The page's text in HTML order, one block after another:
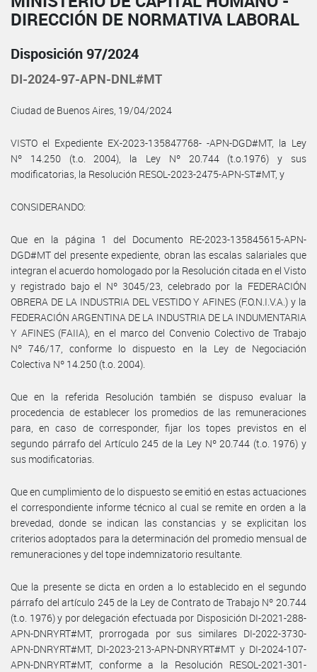
DIRECCIÓN DE NORMATIVA LABORAL
Disposición 97/2024
DI-2024-97-APN-DNL#MT
Ciudad de Buenos Aires, 19/04/2024
VISTO el Expediente EX-2023-135847768- -APN-DGD#MT, la Ley
Nº 14.250 (t.o. 2004), la Ley Nº 20.744 (t.o.1976) y sus
modificatorias, la Resolución RESOL-2023-2475-APN-ST#MT, y
CONSIDERANDO:
Que en la página 1 del Documento RE-2023-135845615-APN-
DGD#MT del presente expediente, obran las escalas salariales que
integran el acuerdo homologado por la Resolución citada en el Visto
y registrado bajo el Nº 3045/23, celebrado por la FEDERACIÓN
OBRERA DE LA INDUSTRIA DEL VESTIDO Y AFINES (F.O.N.I.V.A.) y la
FEDERACIÓN ARGENTINA DE LA INDUSTRIA DE LA INDUMENTARIA
Y AFINES (FAIIA), en el marco del Convenio Colectivo de Trabajo
Nº 746/17, conforme lo dispuesto en la Ley de Negociación
Colectiva Nº 14.250 (t.o. 2004).
Que en la referida Resolución también se dispuso evaluar la
procedencia de establecer los promedios de las remuneraciones
para, en caso de corresponder, fijar los topes previstos en el
segundo párrafo del Artículo 245 de la Ley Nº 20.744 (t.o. 1976) y
sus modificatorias.
Que en cumplimiento de lo dispuesto se emitió en estas actuaciones
el correspondiente informe técnico al cual se remite en orden a la
brevedad, donde se indican las constancias y se explicitan los
criterios adoptados para la determinación del promedio mensual de
remuneraciones y del tope indemnizatorio resultante.
Que la presente se dicta en orden a lo establecido en el segundo
párrafo del artículo 245 de la Ley de Contrato de Trabajo Nº 20.744
(t.o. 1976) y por delegación efectuada por Disposición DI-2021-288-
APN-DNRYRT#MT, prorrogada por sus similares DI-2022-3730-
APN-DNRYRT#MT, DI-2023-213-APN-DNRYRT#MT y DI-2024-107-
APN-DNRYRT#MT, conforme a la Resolución RESOL-2021-301-